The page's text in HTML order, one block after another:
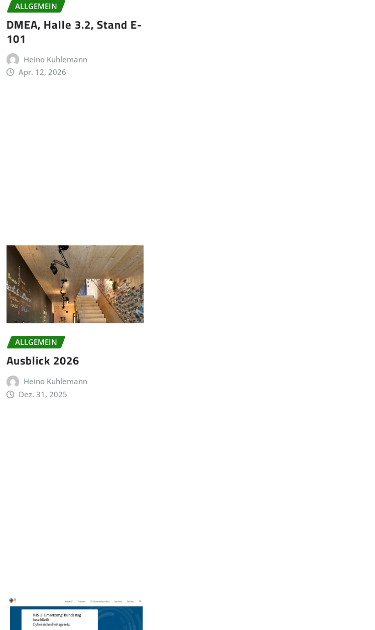
ALLGEMEIN
DMEA, Halle 3.2, Stand E-
101
Heino Kuhlemann
Apr. 12, 2026
ALLGEMEIN
Ausblick 2026
Heino Kuhlemann
Dez. 31, 2025